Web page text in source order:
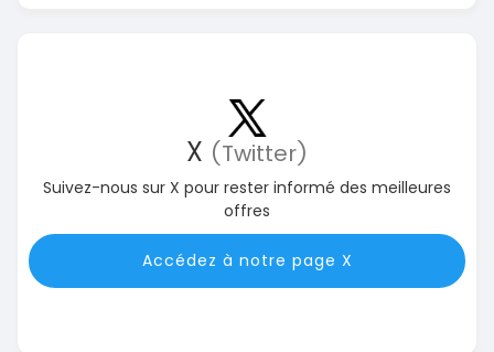
X (Twitter)
Suivez-nous sur X pour rester informé des meilleures
offres
Accédez à notre page X